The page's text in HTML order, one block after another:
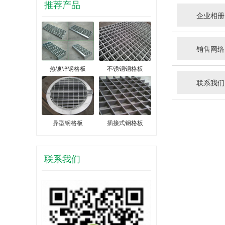
推荐产品
热镀锌钢格板 不锈钢钢格板
异型钢格板 插接式钢格板
联系我们
企业相册
销售网络
联系我们